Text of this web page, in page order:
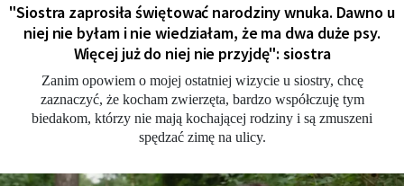
"Siostra zaprosiła świętować narodziny wnuka. Dawno u
niej nie byłam i nie wiedziałam, że ma dwa duże psy.
Więcej już do niej nie przyjdę": siostra
Zanim opowiem o mojej ostatniej wizycie u siostry, chcę
zaznaczyć, że kocham zwierzęta, bardzo współczuję tym
biedakom, którzy nie mają kochającej rodziny i są zmuszeni
spędzać zimę na ulicy.